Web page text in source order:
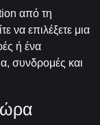
από τη
να επιλέξετε μια
ή ένα
συνδρομές και